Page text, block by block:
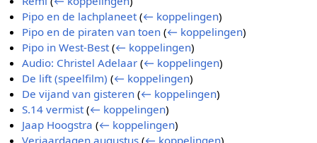
Pipo en de lachplaneet (← koppelingen)
Pipo en de piraten van toen (← koppelingen)
Pipo in West-Best (← koppelingen)
Audio: Christel Adelaar (← koppelingen)
De lift (speelfilm) (← koppelingen)
De vijand van gisteren (← koppelingen)
S.14 vermist (← koppelingen)
Jaap Hoogstra (← koppelingen)